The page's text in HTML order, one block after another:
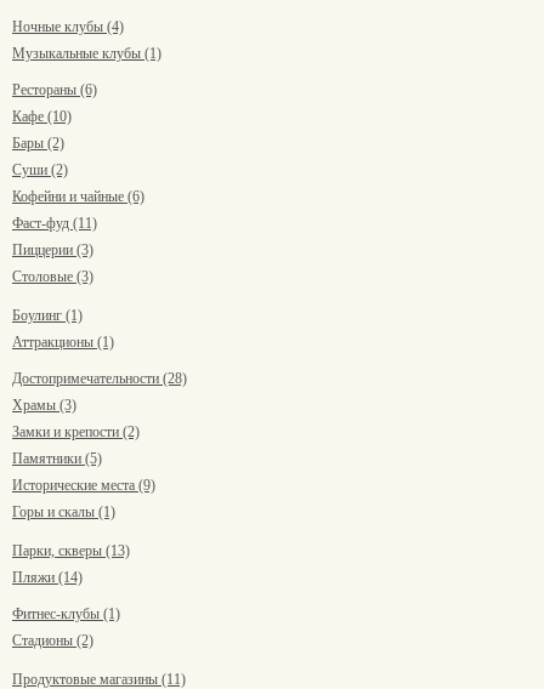
Ночные клубы (4)
Музыкальные клубы (1)
Рестораны (6)
Кафе (10)
Бары (2)
Суши (2)
Кофейни и чайные (6)
Фаст-фуд (11)
Пиццерии (3)
Столовые (3)
Боулинг (1)
Аттракционы (1)
Достопримечательности (28)
Храмы (3)
Замки и крепости (2)
Памятники (5)
Исторические места (9)
Горы и скалы (1)
Парки, скверы (13)
Пляжи (14)
Фитнес-клубы (1)
Стадионы (2)
Продуктовые магазины (11)